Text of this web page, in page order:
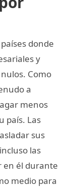
donde
y
Como
a
menos
país. Las
sus
las
en él durante
medio para